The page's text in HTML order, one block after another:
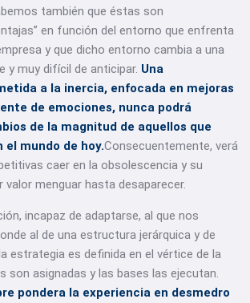
también que éstas son
en función del entorno que enfrenta
y que dicho entorno cambia a una
y muy difícil de anticipar. Una
a la inercia, enfocada en mejoras
de emociones, nunca podrá
de la magnitud de aquellos que
el mundo de hoy.Consecuentemente, verá
caer en la obsolescencia y su
valor menguar hasta desaparecer.
incapaz de adaptarse, al que nos
al de una estructura jerárquica y de
estrategia es definida en el vértice de la
son asignadas y las bases las ejecutan.
pondera la experiencia en desmedro